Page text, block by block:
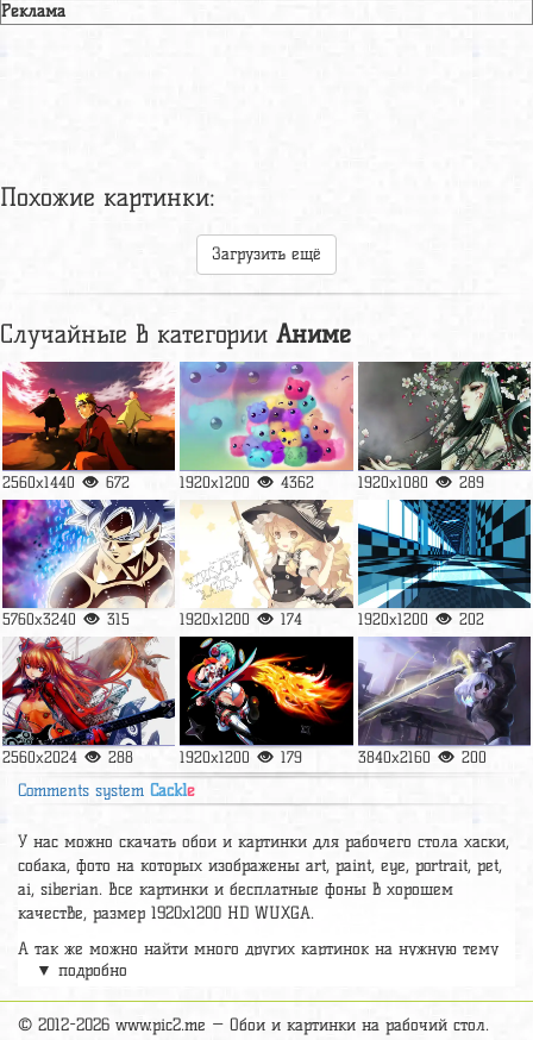
Реклама
Похожие картинки:
Загрузить ещё
Случайные в категории Аниме
2560x1440 672 1920x1200 4362 1920x1080 289
5760x3240 315 1920x1200 174 1920x1200 202
2560x2024 288 1920x1200 179 3840x2160 200
Comments system Cackle
У нас можно скачать обои и картинки для рабочего стола хаски,
собака, фото на которых изображены art, paint, eye, portrait, pet,
ai, siberian. Все картинки и бесплатные фоны в хорошем
качестве, размер 1920x1200 HD WUXGA.
А так же можно найти много других картинок на нужную тему
разделобои Аниме
большое количество красивых широкоформатных картинок, фото
и обоев хорошего hd качества бесплатно и на телефон.
▼ подробно
© 2012-2026 www.pic2.me — Обои и картинки на рабочий стол.